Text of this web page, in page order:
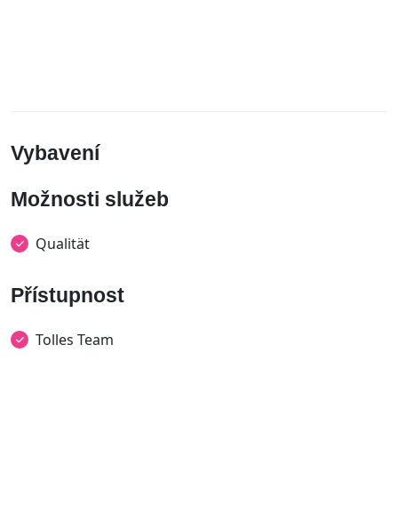
Vybavení
Možnosti služeb
Qualität
Přístupnost
Tolles Team